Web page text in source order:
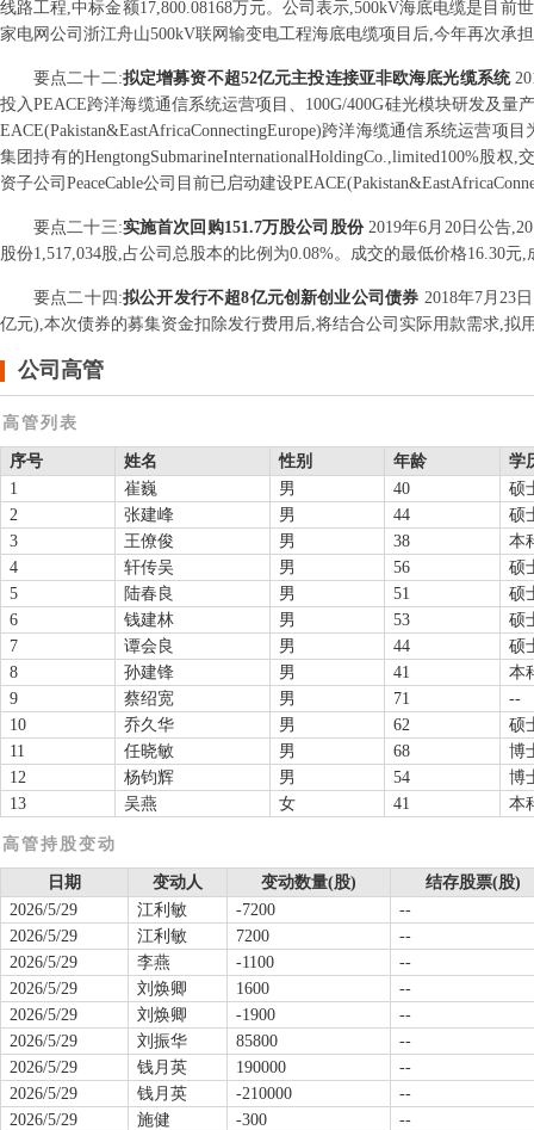
线路工程,中标金额17,800.08168万元。公司表示,500kV海底电缆是目
家电网公司浙江舟山500kV联网输变电工程海底电缆项目后,今年再次承
要点二十二:拟定增募资不超52亿元主投连接亚非欧海底光缆系统
投入PEACE跨洋海缆通信系统运营项目、100G/400G硅光模块研发及
EACE(Pakistan&EastAfricaConnectingEurope)跨洋海缆通信系统运营
集团持有的HengtongSubmarineInternationalHoldingCo.,limited100%股
资子公司PeaceCable公司目前已启动建设
要点二十三:实施首次回购151.7万股公司股份 2019年6月20日公告
股份1,517,034股,占公司总股本的比例为0.08%。成交的最低价格16.30
要点二十四 :拟公开发行不超8亿元创新创业公司债券 2018年7月23
亿元),本次债券的募集资金扣除发行费用后,将结合公司实际用款需求,
公司高管
高管列表
序号 姓名 性别 年龄
学
1
崔巍 男 40
硕
2
张建峰 男 44
硕
3
王僚俊 男 38
本
4
轩传吴 男 56
硕
5
陆春良 男 51
硕
6
钱建林 男 53
硕
7
谭会良 男 44
硕
8
孙建锋 男 41
本
9
蔡绍宽 男 71
--
10
乔久华 男 62
硕
11
任晓敏 男 68
博
12
杨钧辉 男 54
博
13
吴燕 女 41 本
高管持股变动
日期 变动人 变动数量(股)
结存股票(股)
2026/5/29
江利敏 -7200
--
2026/5/29
江利敏 7200
--
2026/5/29
李燕 -1100
--
2026/5/29
刘焕卿 1600
--
2026/5/29
刘焕卿 -1900
--
2026/5/29
刘振华 85800
--
2026/5/29
钱月英 190000
--
2026/5/29
钱月英 -210000
--
2026/5/29
施健 -300
--